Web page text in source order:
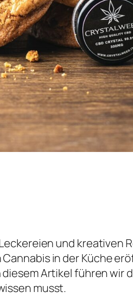
und kreativen
in der Küche
Artikel führen wir
musst.